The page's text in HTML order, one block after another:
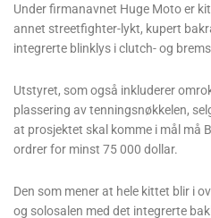
Under firmanavnet Huge Moto er
annet streetfighter-lykt, kupert
integrerte blinklys i clutch- og
Utstyret, som også inkluderer
plassering av tenningsnøkkelen,
at prosjektet skal komme i mål må
ordrer for minst 75 000 dollar.
Den som mener at hele kittet blir i
og solosalen med det integrerte